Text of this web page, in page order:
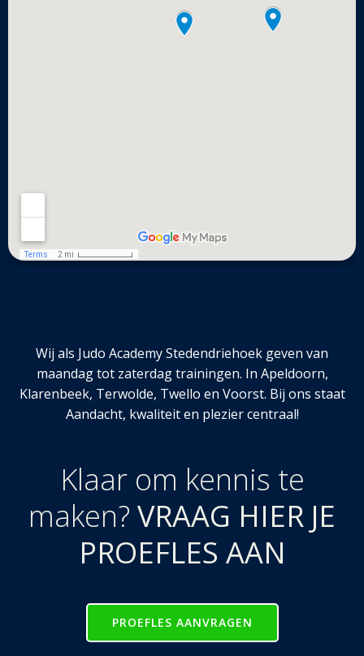
Wij als Judo Academy Stedendriehoek geven van
maandag tot zaterdag trainingen. In Apeldoorn,
Klarenbeek, Terwolde, Twello en Voorst. Bij ons staat
Aandacht, kwaliteit en plezier centraal!
Klaar om kennis te
maken? VRAAG HIER JE
PROEFLES AAN
PROEFLES AANVRAGEN